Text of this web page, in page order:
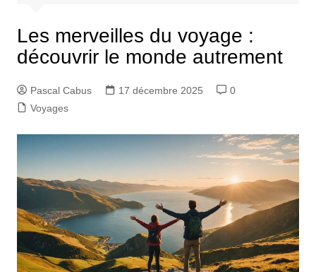
Les merveilles du voyage :
découvrir le monde autrement
Pascal Cabus 17 décembre 2025
0
Voyages